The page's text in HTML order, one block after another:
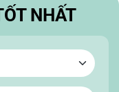
NHẤT